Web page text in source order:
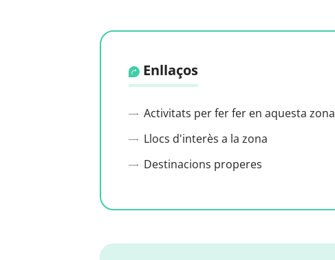
Enllaços
Activitats per fer fer en aquesta zona
Llocs d'interès a la zona
Destinacions properes